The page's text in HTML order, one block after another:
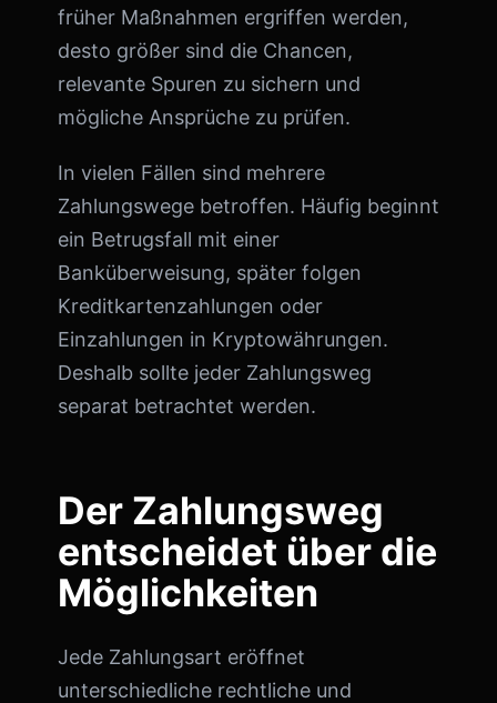
früher Maßnahmen ergriffen werden,
desto größer sind die Chancen,
relevante Spuren zu sichern und
mögliche Ansprüche zu prüfen.
In vielen Fällen sind mehrere
Zahlungswege betroffen. Häufig beginnt
ein Betrugsfall mit einer
Banküberweisung, später folgen
Kreditkartenzahlungen oder
Einzahlungen in Kryptowährungen.
Deshalb sollte jeder Zahlungsweg
separat betrachtet werden.
Der Zahlungsweg
entscheidet über die
Möglichkeiten
Jede Zahlungsart eröffnet
unterschiedliche rechtliche und